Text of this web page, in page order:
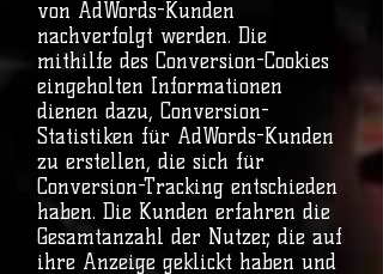
von AdWords-Kunden
nachverfolgt werden. Die
mithilfe des Conversion-Cookies
eingeholten Informationen
dienen dazu, Conversion-
Statistiken für AdWords-Kunden
zu erstellen, die sich für
Conversion-Tracking entschieden
haben. Die Kunden erfahren die
Gesamtanzahl der Nutzer, die auf
ihre Anzeige geklickt haben und